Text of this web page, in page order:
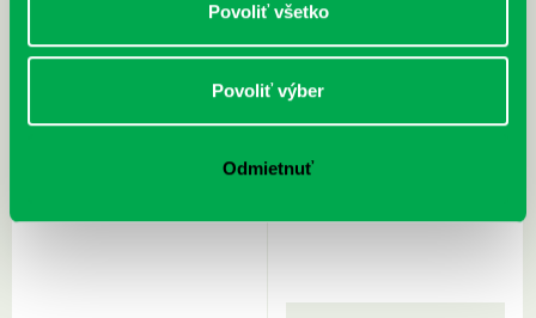
Povoliť všetko
Povoliť výber
Odmietnuť
Rudź, Przemyslaw: Atlas hviezd:
Sprievodca po hviezdnej oblohe
Hardy, Paula: Japonsko na tanieri:
kompletný sprievodca